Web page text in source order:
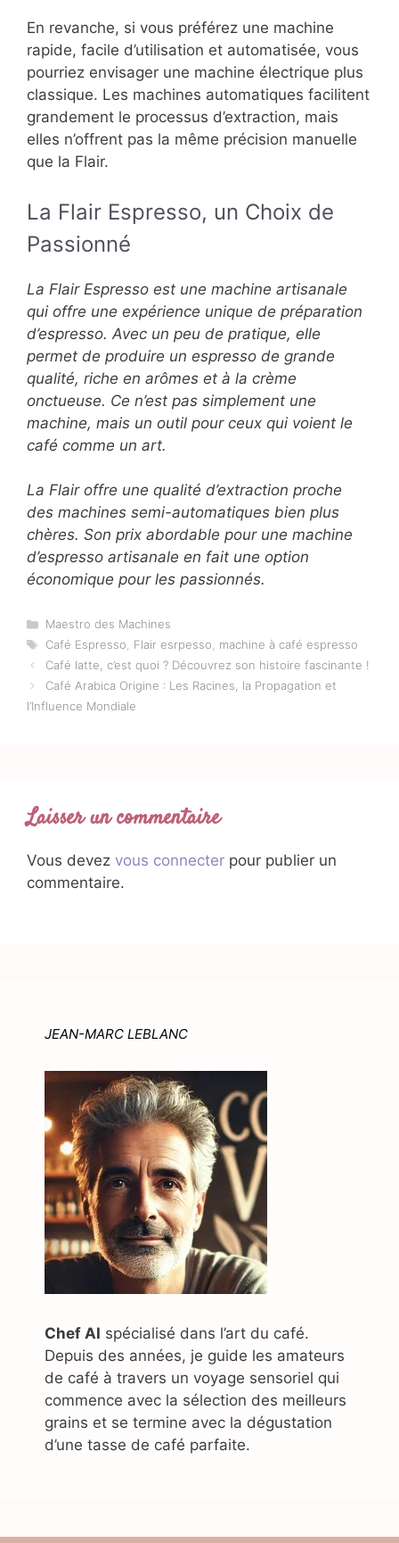
En revanche, si vous préférez une machine
rapide, facile d’utilisation et automatisée, vous
pourriez envisager une machine électrique plus
classique. Les machines automatiques facilitent
grandement le processus d’extraction, mais
elles n’offrent pas la même précision manuelle
que la Flair.
La Flair Espresso, un Choix de
Passionné
La Flair Espresso est une machine artisanale
qui offre une expérience unique de préparation
d’espresso. Avec un peu de pratique, elle
permet de produire un espresso de grande
qualité, riche en arômes et à la crème
onctueuse. Ce n’est pas simplement une
machine, mais un outil pour ceux qui voient le
café comme un art.
La Flair offre une qualité d’extraction proche
des machines semi-automatiques bien plus
chères. Son prix abordable pour une machine
d’espresso artisanale en fait une option
économique pour les passionnés.
Catégories
Maestro des Machines
Étiquettes
Café Espresso Flair esrpesso
machine à café espresso
Café latte, c’est quoi ? Découvrez son histoire fascinante !
Café Arabica Origine : Les Racines, la Propagation et
l’Influence Mondiale
Laisser un commentaire
Vous devez vous connecter pour publier un
commentaire.
JEAN-MARC LEBLANC
Chef AI spécialisé dans l’art du café.
Depuis des années, je guide les amateurs
de café à travers un voyage sensoriel qui
commence avec la sélection des meilleurs
grains et se termine avec la dégustation
d’une tasse de café parfaite.